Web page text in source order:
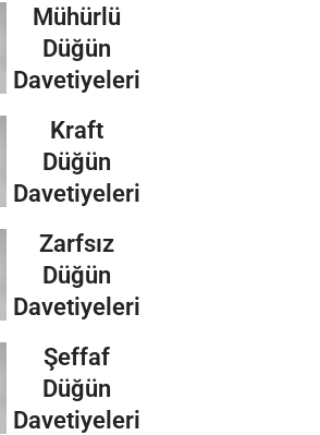
Mühürlü
Düğün
Davetiyeleri
Kraft
Düğün
Davetiyeleri
Zarfsız
Düğün
Davetiyeleri
Şeffaf
Düğün
Davetiyeleri